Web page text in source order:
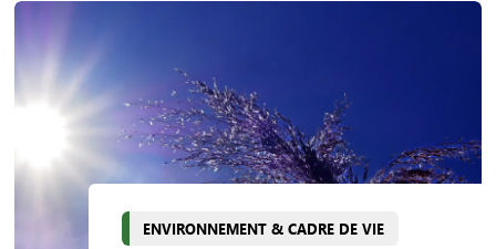
ENVIRONNEMENT & CADRE DE VIE